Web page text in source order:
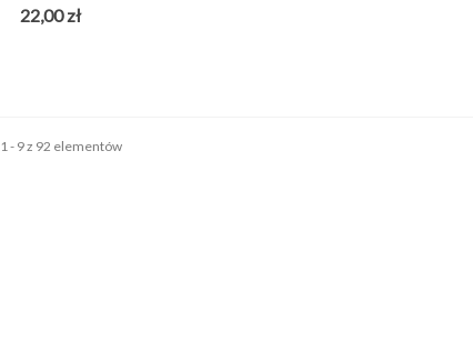
gitarowy...
22,00 zł
- 9 z 92 elementów